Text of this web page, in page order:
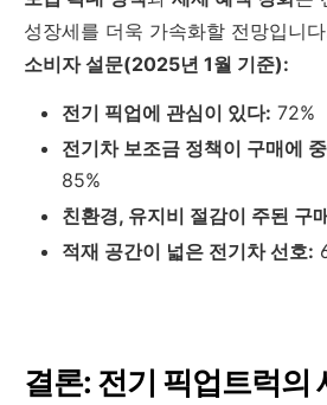
성장세를 더욱 가속화할 전망입니
소비자 설문(2025년 1월 기준):
전기 픽업에 관심이 있다: 72%
전기차 보조금 정책이 구매에
85%
친환경, 유지비 절감이 주된 구
적재 공간이 넓은 전기차 선호:
결론: 전기 픽업트럭의